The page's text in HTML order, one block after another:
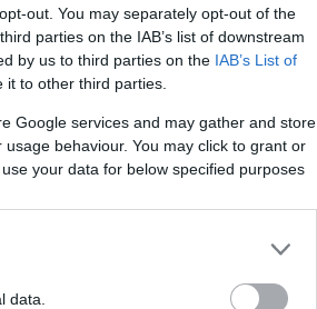
out. You may separately opt-out of the
parties on the IAB’s list of downstream
by us to third parties on the IAB’s List of
to other third parties.
Google services and may gather and store
behaviour. You may click to grant or
your data for below specified purposes
data.